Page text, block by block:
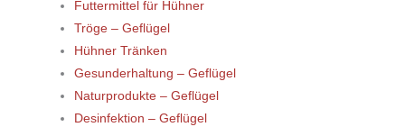
Futtermittel für Hühner
Tröge – Geflügel
Hühner Tränken
Gesunderhaltung – Geflügel
Naturprodukte – Geflügel
Desinfektion – Geflügel